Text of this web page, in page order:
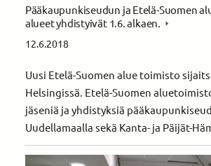
Pääkaupunkiseudun ja Etelä-Suomen
alueet yhdistyivät 1.6. alkaen.
12.6.2018
Uusi Etelä-Suomen alue toimisto
Helsingissä. Etelä-Suomen
jäseniä ja yhdistyksiä
Uudellamaalla sekä Kanta- ja Päijät-